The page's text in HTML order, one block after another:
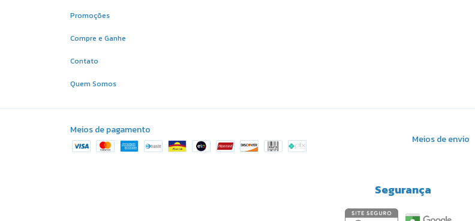
Promoções
Compre e Ganhe
Contato
Quem Somos
Meios de pagamento
Meios de envio
Segurança